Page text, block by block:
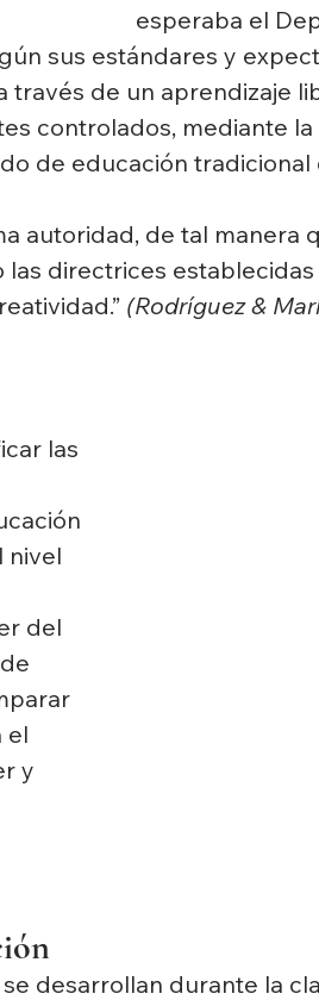
esperaba el
sus estándares y
través de un aprendizaje
controlados, mediante
de educación
autoridad, de tal manera
directrices
(Rodríguez &
las
nivel
del
el
y
desarrollan durante la